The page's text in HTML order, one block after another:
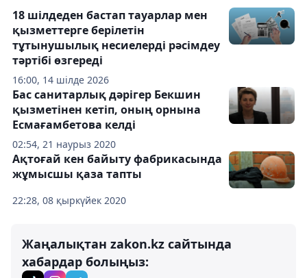
16:00, 14 шілде 2026
18 шілдеден бастап тауарлар мен
қызметтерге берілетін
тұтынушылық несиелерді рәсімдеу
тәртібі өзгереді
02:54, 21 наурыз 2020
Бас санитарлық дәрігер Бекшин
қызметінен кетіп, оның орнына
Есмағамбетова келді
22:28, 08 қыркүйек 2020
Ақтоғай кен байыту фабрикасында
жұмысшы қаза тапты
Жаңалықтан zakon.kz сайтында
хабардар болыңыз: